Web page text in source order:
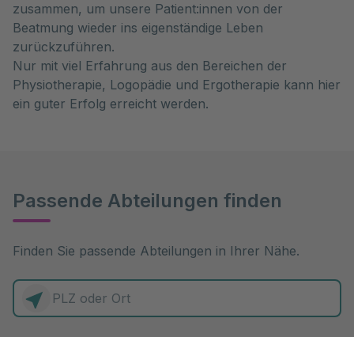
zusammen, um unsere Patient:innen von der
Beatmung wieder ins eigenständige Leben
zurückzuführen.
Nur mit viel Erfahrung aus den Bereichen der
Physiotherapie, Logopädie und Ergotherapie kann hier
ein guter Erfolg erreicht werden.
Passende Abteilungen finden
Finden Sie passende Abteilungen in Ihrer Nähe.